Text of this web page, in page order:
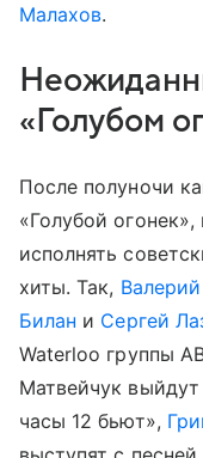
Малахов.
«Голубом
После полуночи
«Голубой
исполнять
хиты. Так,
Билан и Сергей
Waterloo группы
Матвейчук
часы 12 бьют»,